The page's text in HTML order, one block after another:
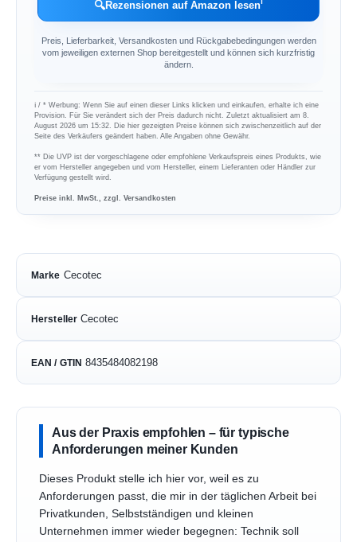
🔍Rezensionen auf Amazon lesen
Preis, Lieferbarkeit, Versandkosten und Rückgabebedingungen werden
vom jeweiligen externen Shop bereitgestellt und können sich kurzfristig
ändern.
ℹ︎ / * Werbung: Wenn Sie auf einen dieser Links klicken und einkaufen, erhalte ich eine
Provision. Für Sie verändert sich der Preis dadurch nicht. Zuletzt aktualisiert am 8.
August 2026 um 15:32. Die hier gezeigten Preise können sich zwischenzeitlich auf der
Seite des Verkäufers geändert haben. Alle Angaben ohne Gewähr.
** Die UVP ist der vorgeschlagene oder empfohlene Verkaufspreis eines Produkts, wie
er vom Hersteller angegeben und vom Hersteller, einem Lieferanten oder Händler zur
Verfügung gestellt wird.
Preise inkl. MwSt., zzgl. Versandkosten
Marke Cecotec
Hersteller Cecotec
EAN / GTIN 8435484082198
Aus der Praxis empfohlen – für typische
Anforderungen meiner Kunden
Dieses Produkt stelle ich hier vor, weil es zu
Anforderungen passt, die mir in der täglichen Arbeit bei
Privatkunden, Selbstständigen und kleinen
Unternehmen immer wieder begegnen: Technik soll